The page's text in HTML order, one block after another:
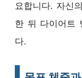
요합니다. 자신
한 뒤 다이어트
다.